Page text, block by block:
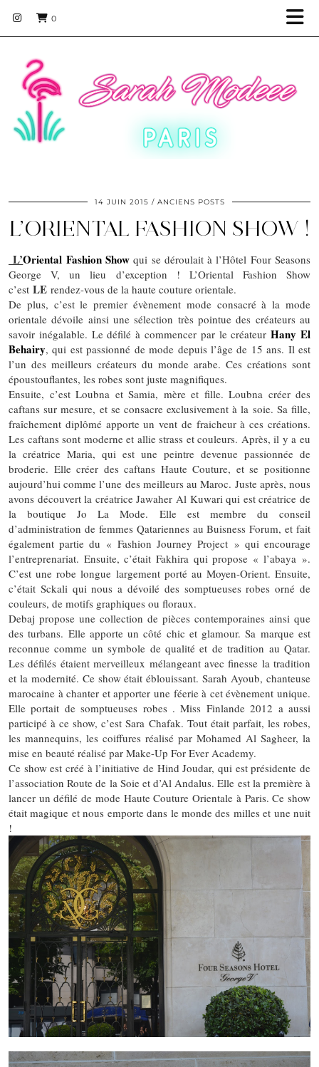
0
14 JUIN 2015 ANCIENS POSTS
L’ORIENTAL FASHION SHOW !
L’Oriental Fashion Show qui se déroulait à l’Hôtel Four Seasons
George V, un lieu d’exception ! L’Oriental Fashion Show
c’est LE rendez-vous de la haute couture orientale.
De plus, c’est le premier évènement mode consacré à la mode
orientale dévoile ainsi une sélection très pointue des créateurs au
savoir inégalable. Le défilé à commencer par le créateurHany El
Behairy, qui est passionné de mode depuis l’âge de 15 ans. Il est
l’un des meilleurs créateurs du monde arabe. Ces créations sont
époustouflantes, les robes sont juste magnifiques.
Ensuite, c’est Loubna et Samia, mère et fille. Loubna créer des
caftans sur mesure, et se consacre exclusivement à la soie. Sa fille,
fraîchement diplômé apporte un vent de fraicheur à ces créations.
Les caftans sont moderne et allie strass et couleurs. Après, il y a eu
la créatrice Maria, qui est une peintre devenue passionnée de
broderie. Elle créer des caftans Haute Couture, et se positionne
aujourd’hui comme l’une des meilleurs au Maroc. Juste après, nous
avons découvert la créatrice Jawaher Al Kuwari qui est créatrice de
la boutique Jo La Mode. Elle est membre du conseil
d’administration de femmes Qatariennes au Buisness Forum, et fait
également partie du « Fashion Journey Project » qui encourage
l’entreprenariat. Ensuite, c’était Fakhira qui propose « l’abaya ».
C’est une robe longue largement porté au Moyen-Orient. Ensuite,
c’était Sckali qui nous a dévoilé des somptueuses robes orné de
couleurs, de motifs graphiques ou floraux.
Debaj propose une collection de pièces contemporaines ainsi que
des turbans. Elle apporte un côté chic et glamour. Sa marque est
reconnue comme un symbole de qualité et de tradition au Qatar.
Les défilés étaient merveilleux mélangeant avec finesse la tradition
et la modernité. Ce show était éblouissant. Sarah Ayoub, chanteuse
marocaine à chanter et apporter une féerie à cet évènement unique.
Elle portait de somptueuses robes . Miss Finlande 2012 a aussi
participé à ce show, c’est Sara Chafak. Tout était parfait, les robes,
les mannequins, les coiffures réalisé par Mohamed Al Sagheer, la
mise en beauté réalisé par Make-Up For Ever Academy.
Ce show est créé à l’initiative de Hind Joudar, qui est présidente de
l’association Route de la Soie et d’Al Andalus. Elle est la première à
lancer un défilé de mode Haute Couture Orientale à Paris. Ce show
était magique et nous emporte dans le monde des milles et une nuit
!